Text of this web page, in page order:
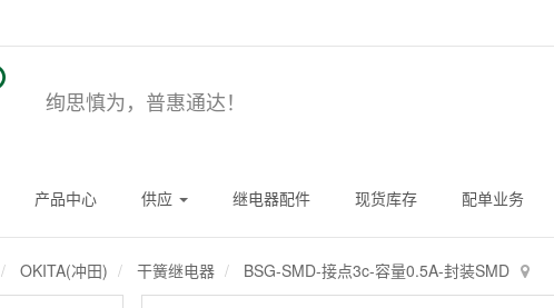
绚思慎为，普惠通达！
产品中心 供应 继电器配件 现货库存 配单业务
OKITA(冲田) 干簧继电器 BSG-SMD-接点3c-容量0.5A-封装SMD